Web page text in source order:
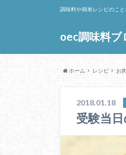
oec調味料ブ
調味料や簡単レシピのこ
ホーム レシピ お
2018.01.18
受験当